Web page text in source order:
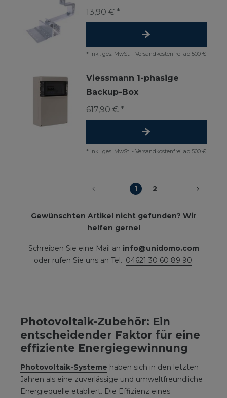
13,90 € *
* inkl. ges. MwSt. - Versandkostenfrei ab 500 €
Viessmann 1-phasige
Backup-Box
617,90 € *
* inkl. ges. MwSt. - Versandkostenfrei ab 500 €
1 2
Gewünschten Artikel nicht gefunden? Wir
helfen gerne!
Schreiben Sie eine Mail an info@unidomo.com
oder rufen Sie uns an Tel.: 04621 30 60 89 90.
Photovoltaik-Zubehör: Ein
entscheidender Faktor für eine
effiziente Energiegewinnung
Photovoltaik-Systeme haben sich in den letzten
Jahren als eine zuverlässige und umweltfreundliche
Energiequelle etabliert. Die Effizienz eines